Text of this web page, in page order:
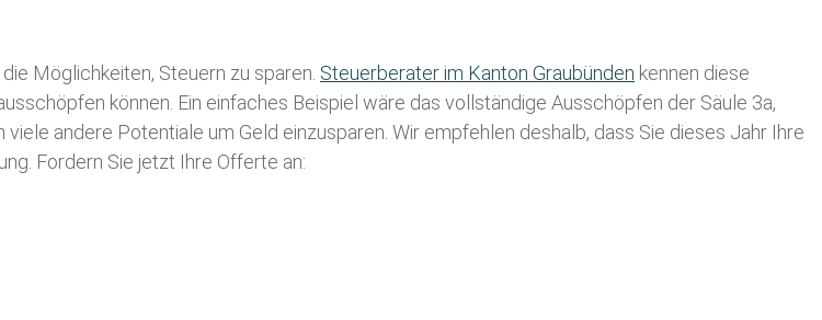
Möglichkeiten, Steuern zu sparen. Steuerberater im K anton Graubünden kennen diese
können. Ein einfaches Beispiel wäre das vollständige Ausschöpfen der Säule 3a,
andere Potentiale um Geld einzusparen. Wir empfehlen deshalb, dass Sie dieses Jahr Ihre
Fordern Sie jetzt Ihre Offerte an: